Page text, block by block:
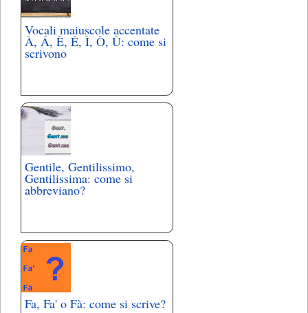
Vocali maiuscole accentate
À, Á, È, É, Ì, Ò, Ù: come si
scrivono
Gentile, Gentilissimo,
Gentilissima: come si
abbreviano?
Fa, Fa' o Fà: come si scrive?